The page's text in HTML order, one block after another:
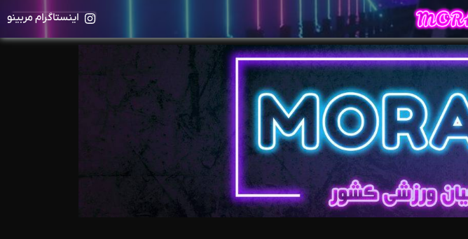
اینستاگرام مربینو